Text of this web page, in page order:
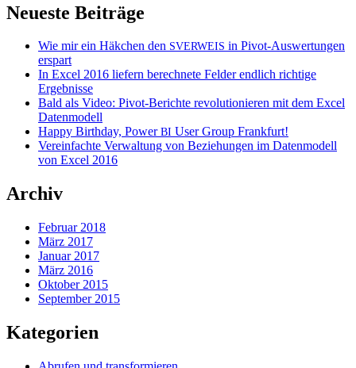
Neueste Beiträge
Wie mir ein Häkchen den SVERWEIS in Pivot-Auswertungen
erspart
In Excel 2016 liefern berechnete Felder endlich richtige
Ergebnisse
Bald als Video: Pivot-Berichte revolutionieren mit dem Excel
Datenmodell
Happy Birthday, PowerBI User Group Frankfurt!
Vereinfachte Verwaltung von Beziehungen im Datenmodell
von Excel 2016
Archiv
Februar 2018
März 2017
Januar 2017
März 2016
Oktober 2015
September 2015
Kategorien